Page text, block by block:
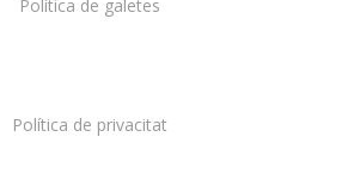
Política de privacitat
Política de galetes